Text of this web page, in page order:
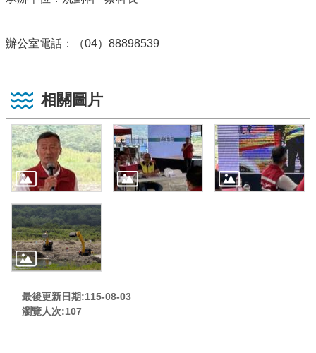
辦公室電話：（04）88898539
相關圖片
最後更新日期:115-08-03
瀏覽人次:107